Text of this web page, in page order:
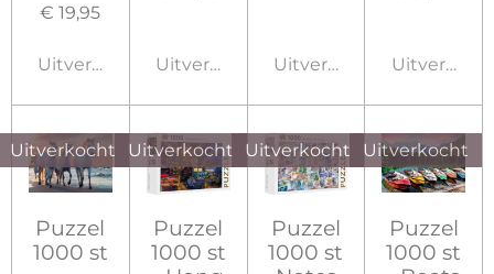
€ 19,95
Uitverkocht Uitverkocht Uitverkocht
Uitverkocht
Puzzel
1000 st
Uitverkocht
Puzzel
1000 st
Uitverkocht
Puzzel
1000 st
Uitverkocht
Puzzel
1000 st